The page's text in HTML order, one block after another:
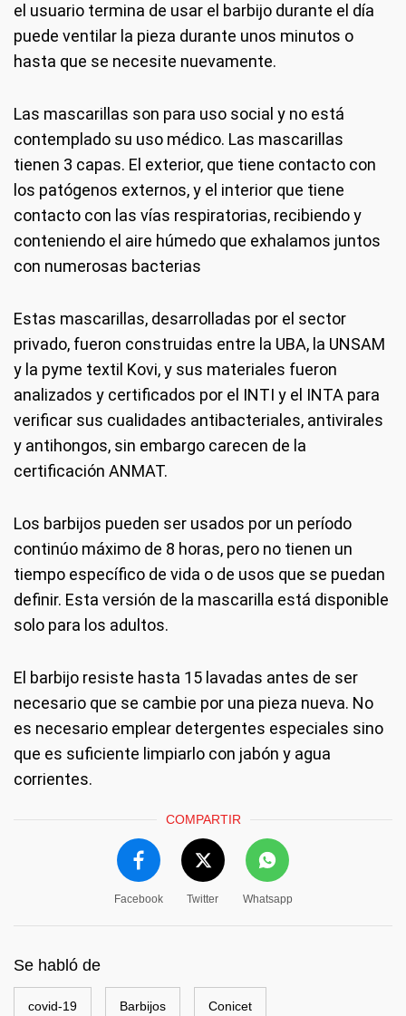
el usuario termina de usar el barbijo durante el día
puede ventilar la pieza durante unos minutos o
hasta que se necesite nuevamente.
Las mascarillas son para uso social y no está
contemplado su uso médico. Las mascarillas
tienen 3 capas. El exterior, que tiene contacto con
los patógenos externos, y el interior que tiene
contacto con las vías respiratorias, recibiendo y
conteniendo el aire húmedo que exhalamos juntos
con numerosas bacterias
Estas mascarillas, desarrolladas por el sector
privado, fueron construidas entre la UBA, la UNSAM
y la pyme textil Kovi, y sus materiales fueron
analizados y certificados por el INTI y el INTA para
verificar sus cualidades antibacteriales, antivirales
y antihongos, sin embargo carecen de la
certificación ANMAT.
Los barbijos pueden ser usados por un período
continúo máximo de 8 horas, pero no tienen un
tiempo específico de vida o de usos que se puedan
definir. Esta versión de la mascarilla está disponible
solo para los adultos.
El barbijo resiste hasta 15 lavadas antes de ser
necesario que se cambie por una pieza nueva. No
es necesario emplear detergentes especiales sino
que es suficiente limpiarlo con jabón y agua
corrientes.
COMPARTIR
Facebook Twitter Whatsapp
Se habló de
covid-19 Barbijos Conicet